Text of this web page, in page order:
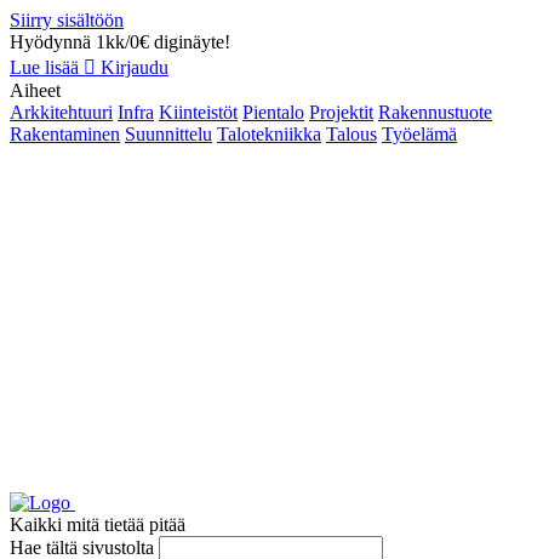
Siirry sisältöön
Hyödynnä 1kk/0€ diginäyte!
Lue lisää
Kirjaudu
Aiheet
Arkkitehtuuri Infra Kiinteistöt Pientalo Projektit Rakennustuote
Rakentaminen Suunnittelu Talotekniikka Talous Työelämä
Kaikki mitä tietää pitää
Hae tältä sivustolta